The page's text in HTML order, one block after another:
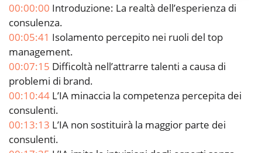
00:00:00 Introduzione: La realtà dell’esperienza di
consulenza.
00:05:41 Isolamento percepito nei ruoli del top
management.
00:07:15 Difficoltà nell’attrarre talenti a causa di
problemi di brand.
00:10:44 L’IA minaccia la competenza percepita dei
consulenti.
00:13:13 L’IA non sostituirà la maggior parte dei
consulenti.